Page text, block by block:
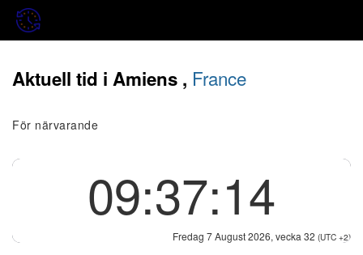
Aktuell tid i Amiens , France
För närvarande
09:37:14
Fredag 7 August 2026, vecka 32 (UTC +2)